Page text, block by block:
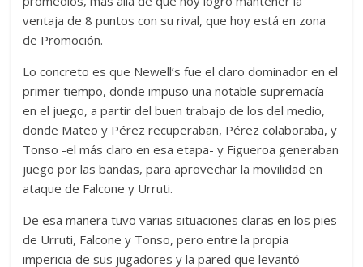
ventaja de 8 puntos con su rival, que hoy está en zona
de Promoción.
Lo concreto es que Newell’s fue el claro dominador en el
primer tiempo, donde impuso una notable supremacía
en el juego, a partir del buen trabajo de los del medio,
donde Mateo y Pérez recuperaban, Pérez colaboraba, y
Tonso -el más claro en esa etapa- y Figueroa generaban
juego por las bandas, para aprovechar la movilidad en
ataque de Falcone y Urruti.
De esa manera tuvo varias situaciones claras en los pies
de Urruti, Falcone y Tonso, pero entre la propia
impericia de sus jugadores y la pared que levantó